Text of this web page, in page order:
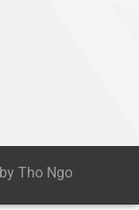
Tho Ngo